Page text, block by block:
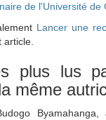
de l'Université de
Lancer une
article.
plus lus
même
Byamahanga,